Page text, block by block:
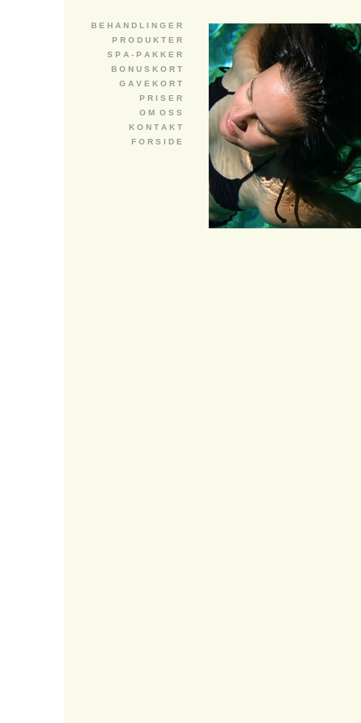
B E H A N D L I N G E R
P R O D U K T E R
S P A - P A K K E R
B O N U S K O R T
G A V E K O R T
P R I S E R
O M O S S
K O N T A K T
F O R S I D E